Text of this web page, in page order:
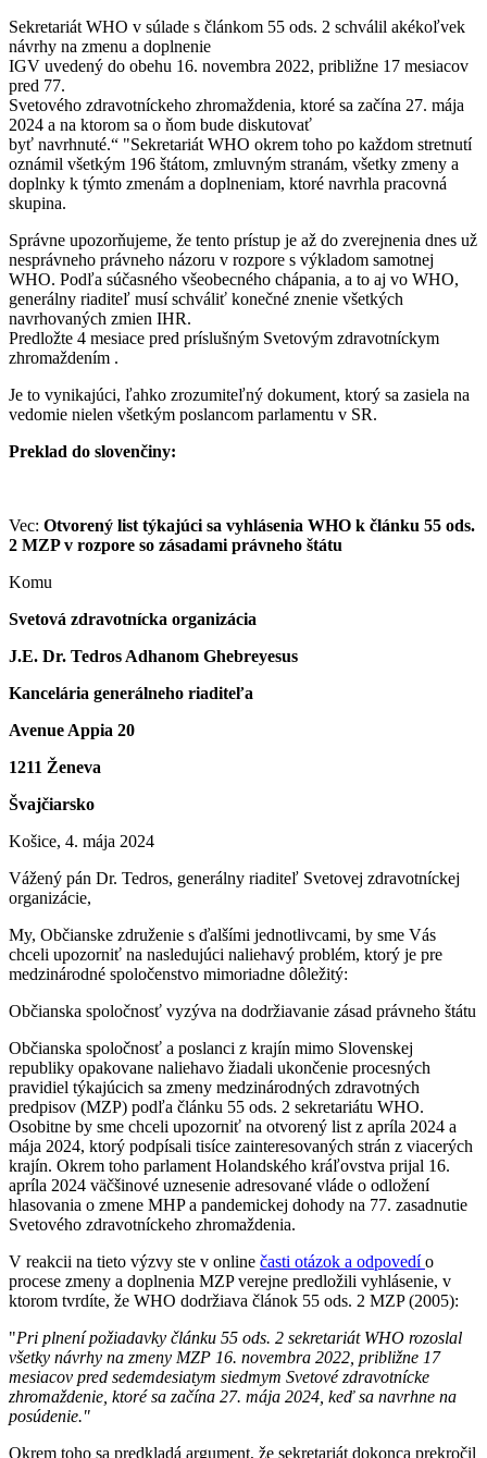
Sekretariát WHO v súlade s článkom 55 ods. 2 schválil akékoľvek
návrhy na zmenu a doplnenie
IGV uvedený do obehu 16. novembra 2022, približne 17 mesiacov
pred 77.
Svetového zdravotníckeho zhromaždenia, ktoré sa začína 27. mája
2024 a na ktorom sa o ňom bude diskutovať
byť navrhnuté.“ "Sekretariát WHO okrem toho po každom stretnutí
oznámil všetkým 196 štátom, zmluvným stranám, všetky zmeny a
doplnky k týmto zmenám a doplneniam, ktoré navrhla pracovná
skupina.
Správne upozorňujeme, že tento prístup je až do zverejnenia dnes už
nesprávneho právneho názoru v rozpore s výkladom samotnej
WHO. Podľa súčasného všeobecného chápania, a to aj vo WHO,
generálny riaditeľ musí schváliť konečné znenie všetkých
navrhovaných zmien IHR.
Predložte 4 mesiace pred príslušným Svetovým zdravotníckym
zhromaždením .
Je to vynikajúci, ľahko zrozumiteľný dokument, ktorý sa zasiela na
vedomie nielen všetkým poslancom parlamentu v SR.
Preklad do slovenčiny:
Vec: Otvorený list týkajúci sa vyhlásenia WHO k článku 55 ods.
2 MZP v rozpore so zásadami právneho štátu
Komu
Svetová zdravotnícka organizácia
J.E. Dr. Tedros Adhanom Ghebreyesus
Kancelária generálneho riaditeľa
Avenue Appia 20
1211 Ženeva
Švajčiarsko
Košice, 4. mája 2024
Vážený pán Dr. Tedros, generálny riaditeľ Svetovej zdravotníckej
organizácie,
My, Občianske združenie s ďalšími jednotlivcami, by sme Vás
chceli upozorniť na nasledujúci naliehavý problém, ktorý je pre
medzinárodné spoločenstvo mimoriadne dôležitý:
Občianska spoločnosť vyzýva na dodržiavanie zásad právneho štátu
Občianska spoločnosť a poslanci z krajín mimo Slovenskej
republiky opakovane naliehavo žiadali ukončenie procesných
pravidiel týkajúcich sa zmeny medzinárodných zdravotných
predpisov (MZP) podľa článku 55 ods. 2 sekretariátu WHO.
Osobitne by sme chceli upozorniť na otvorený list z apríla 2024 a
mája 2024, ktorý podpísali tisíce zainteresovaných strán z viacerých
krajín. Okrem toho parlament Holandského kráľovstva prijal 16.
apríla 2024 väčšinové uznesenie adresované vláde o odložení
hlasovania o zmene MHP a pandemickej dohody na 77. zasadnutie
Svetového zdravotníckeho zhromaždenia.
V reakcii na tieto výzvy ste v online časti otázok a odpovedío
procese zmeny a doplnenia MZP verejne predložili vyhlásenie, v
ktorom tvrdíte, že WHO dodržiava článok 55 ods. 2 MZP (2005):
"Pri plnení požiadavky článku 55 ods. 2 sekretariát WHO rozoslal
všetky návrhy na zmeny MZP 16. novembra 2022, približne 17
mesiacov pred sedemdesiatym siedmym Svetové zdravotnícke
zhromaždenie, ktoré sa začína 27. mája 2024, keď sa navrhne na
posúdenie."
Okrem toho sa predkladá argument, že sekretariát dokonca prekročil